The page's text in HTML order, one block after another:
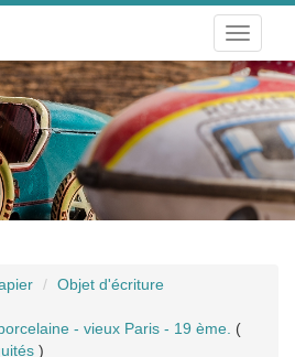
Toggle
Objet d'écriture
- vieux Paris - 19 ème. (
)